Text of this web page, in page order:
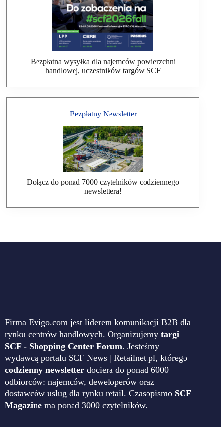
Bezpłatna wysyłka dla najemców powierzchni
handlowej, uczestników targów SCF
Bezpłatny Newsletter
Dołącz do ponad 7000 czytelników codziennego
newslettera!
Firma Evigo.com jest liderem komunikacji B2B dla
rynku centrów handlowych. Organizujemy targi
SCF - Shopping Center Forum. Jesteśmy
wydawcą portalu SCF News | Retailnet.pl, którego
codzienny newsletter dociera do ponad 6000
odbiorców: najemców, deweloperów oraz
dostawców usług dla rynku retail. Czasopismo SCF
Magazine ma ponad 3000 czytelników.